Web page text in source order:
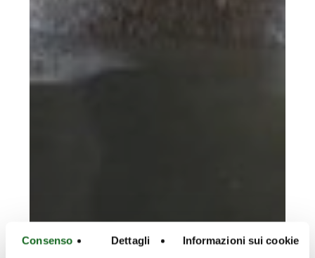
Consenso Dettagli Informazioni sui cookie